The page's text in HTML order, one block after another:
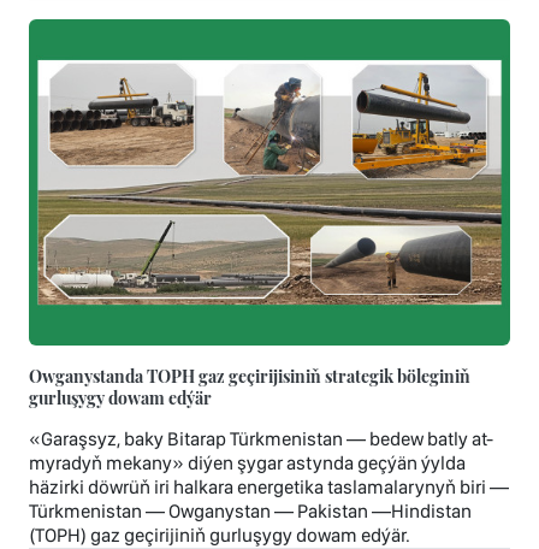
Owganystanda TOPH gaz geçirijisiniň strategik böleginiň
gurluşygy dowam edýär
«Garaşsyz, baky Bitarap Türkmenistan — bedew batly at-
myradyň mekany» diýen şygar astynda geçýän ýylda
häzirki döwrüň iri halkara energetika taslamalarynyň biri —
Türkmenistan — Owganystan — Pakistan —Hindistan
(TOPH) gaz geçirijiniň gurluşygy dowam edýär.